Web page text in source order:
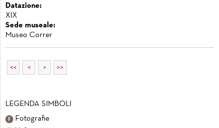
Datazione:
XIX
Sede museale:
Museo Correr
<< < > >>
LEGENDA SIMBOLI
Fotografie